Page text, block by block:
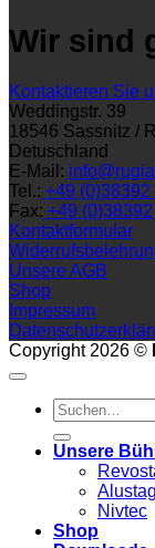
Wir sind
Kontaktieren Sie
Weddingstr. 39
18546 Sassnitz /
Detuschland
E-Mail:
Tel.: +49 (0)38392
Fax: +49
Kontaktformular
Unsere AGB
Shop
Impressum
Copyright 2026 ©
Suchen
nach:
Unsere
Nivtec
Shop